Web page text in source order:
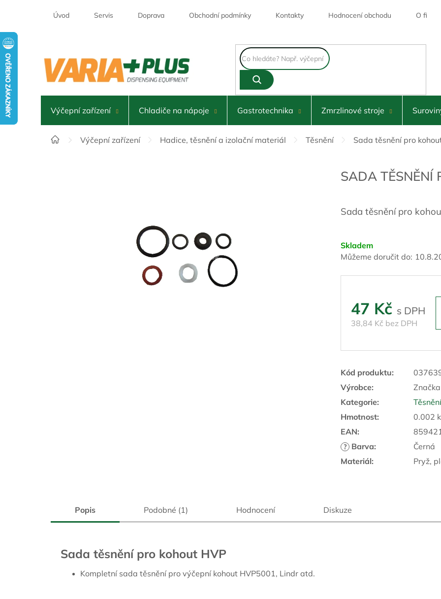
Úvod Servis Doprava Obchodní podmínky Kontakty Hodnocení obchodu O firmě
Výčepní zařízení Chladiče na nápoje Gastrotechnika Zmrzlinové stroje
DomůVýčepní zařízení Hadice, těsnění a izolační materiál Těsnění Sada těsnění pro
SADA TĚSNĚNÍ
Skladem
Můžeme doručit do:
47 Kč
38,84 Kč bez DPH
Sada těsnění pro
Kód produktu:
Výrobce:
Kategorie:
Těsnění
Hmotnost:
0.002
EAN:
? Barva:
Černá
Materiál: Pryž,
Popis Podobné (1) Hodnocení Diskuze
Sada těsnění pro kohout HVP
Kompletní sada těsnění pro výčepní kohout HVP5001, Lindr atd.
Skladem